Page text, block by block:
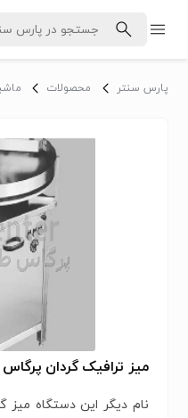
پارس سنتر محصولات
میز ترافیک گردان
نام دیگر این دستگاه